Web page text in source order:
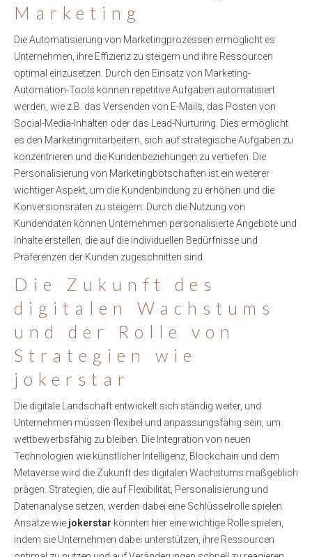
Marketing
Die Automatisierung von Marketingprozessen ermöglicht es
Unternehmen, ihre Effizienz zu steigern und ihre Ressourcen
optimal einzusetzen. Durch den Einsatz von Marketing-
Automation-Tools können repetitive Aufgaben automatisiert
werden, wie z.B. das Versenden von E-Mails, das Posten von
Social-Media-Inhalten oder das Lead-Nurturing. Dies ermöglicht
es den Marketingmitarbeitern, sich auf strategische Aufgaben zu
konzentrieren und die Kundenbeziehungen zu vertiefen. Die
Personalisierung von Marketingbotschaften ist ein weiterer
wichtiger Aspekt, um die Kundenbindung zu erhöhen und die
Konversionsraten zu steigern. Durch die Nutzung von
Kundendaten können Unternehmen personalisierte Angebote und
Inhalte erstellen, die auf die individuellen Bedürfnisse und
Präferenzen der Kunden zugeschnitten sind.
Die Zukunft des
digitalen Wachstums
und der Rolle von
Strategien wie
jokerstar
Die digitale Landschaft entwickelt sich ständig weiter, und
Unternehmen müssen flexibel und anpassungsfähig sein, um
wettbewerbsfähig zu bleiben. Die Integration von neuen
Technologien wie künstlicher Intelligenz, Blockchain und dem
Metaverse wird die Zukunft des digitalen Wachstums maßgeblich
prägen. Strategien, die auf Flexibilität, Personalisierung und
Datenanalyse setzen, werden dabei eine Schlüsselrolle spielen.
Ansätze wie jokerstar könnten hier eine wichtige Rolle spielen,
indem sie Unternehmen dabei unterstützen, ihre Ressourcen